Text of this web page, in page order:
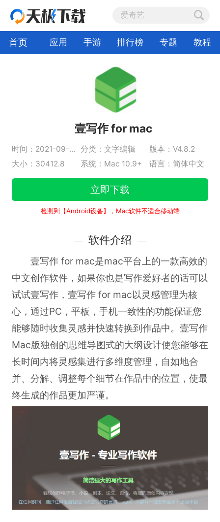
首页 应用 手游 排行榜 专题 教程
壹写作 for mac
时间：2021-09-16 分类：文字编辑
版本：V4.8.2
大小：30412.8
系统：Mac 10.9+ 语言：简体中文
立即下载
检测到【Android设备】，Mac软件不适合移动端
软件介绍
壹写作 for mac是mac平台上的一款高效的
中文创作软件，如果你也是写作爱好者的话可以
试试壹写作，壹写作 for mac以灵感管理为核
心，通过PC，平板，手机一致性的功能保证您
能够随时收集灵感并快速转换到作品中。壹写作
Mac版独创的思维导图式的大纲设计使您能够在
长时间内将灵感集进行多维度管理，自如地合
并、分解、调整每个细节在作品中的位置，使最
终生成的作品更加严谨。